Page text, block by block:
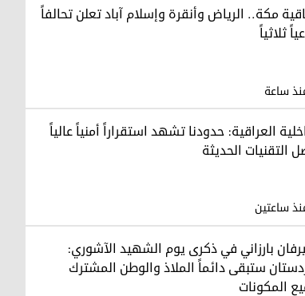
مكة.. الرياض وأنقرة وإسلام آباد تعلن تحالفاً
ثلاثياً
ساعة
العراقية: حدودنا تشهد استقراراً أمنياً عالياً
التقنيات الحديثة
ساعتين
بارزاني في ذكرى يوم الشهيد الآشوري:
ستبقى دائماً الملاذ والوطن المشترك
المكونات